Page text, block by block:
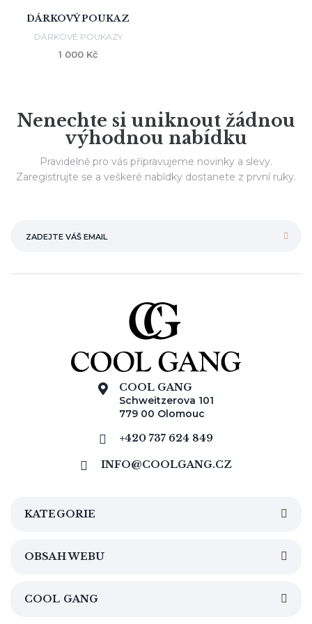
DÁRKOVÝ POUKAZ
DÁRKOVÉ POUKAZY
1 000 Kč
Nenechte si uniknout žádnou
výhodnou nabídku
Pravidelně pro vás připravujeme novinky a slevy.
Zaregistrujte se a veškeré nabídky dostanete z první ruky.
COOL GANG
Schweitzerova 101
779 00 Olomouc
+420 737 624 849
INFO@COOLGANG.CZ
KATEGORIE
OBSAH WEBU
COOL GANG